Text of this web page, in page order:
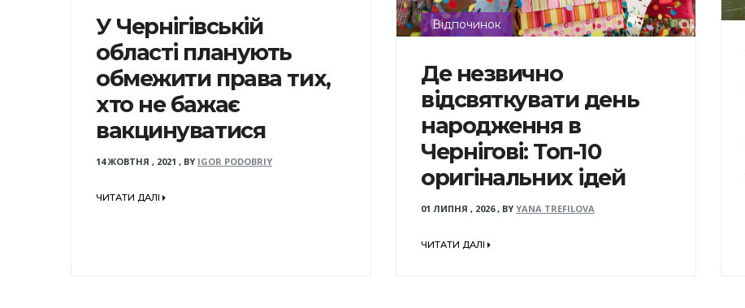
У Чернігівській
області планують
обмежити права тих,
хто не бажає
вакцинуватися
14 ЖОВТНЯ , 2021 , BY IGOR PODOBRIY
ЧИТАТИ ДАЛІ
Відпочинок
Де незвично
відсвяткувати день
народження в
Чернігові: Топ-10
оригінальних ідей
01 ЛИПНЯ , 2026, BY YANA TREFILOVA
ЧИТАТИ ДАЛІ